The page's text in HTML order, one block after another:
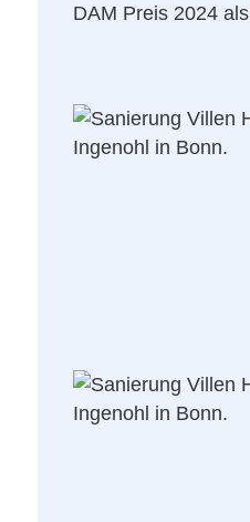
DAM Preis 2024 als